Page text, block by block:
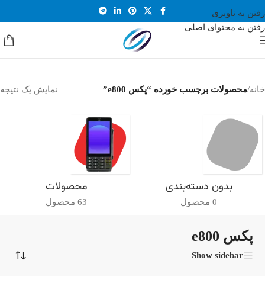
رفتن به ناوبری
رفتن به محتوای اصلی
خانه/محصولات برچسب خورده “پکس e800” نمایش یک نتیجه
بدون دسته‌بندی
0 محصول
محصولات
63 محصول
پکس e800
Show sidebar